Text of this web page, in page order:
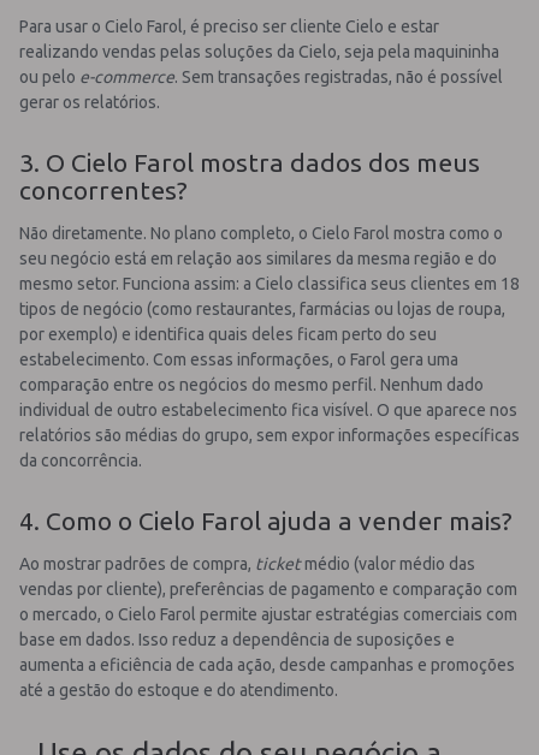
Para usar o Cielo Farol, é preciso ser cliente Cielo e estar
realizando vendas pelas soluções da Cielo, seja pela maquininha
ou pelo e-commerce. Sem transações registradas, não é possível
gerar os relatórios.
3. O Cielo Farol mostra dados dos meus
concorrentes?
Não diretamente. No plano completo, o Cielo Farol mostra como o
seu negócio está em relação aos similares da mesma região e do
mesmo setor. Funciona assim: a Cielo classifica seus clientes em 18
tipos de negócio (como restaurantes, farmácias ou lojas de roupa,
por exemplo) e identifica quais deles ficam perto do seu
estabelecimento. Com essas informações, o Farol gera uma
comparação entre os negócios do mesmo perfil. Nenhum dado
individual de outro estabelecimento fica visível. O que aparece nos
relatórios são médias do grupo, sem expor informações específicas
da concorrência.
4. Como o Cielo Farol ajuda a vender mais?
Ao mostrar padrões de compra, ticketmédio (valor médio das
vendas por cliente), preferências de pagamento e comparação com
o mercado, o Cielo Farol permite ajustar estratégias comerciais com
base em dados. Isso reduz a dependência de suposições e
aumenta a eficiência de cada ação, desde campanhas e promoções
até a gestão do estoque e do atendimento.